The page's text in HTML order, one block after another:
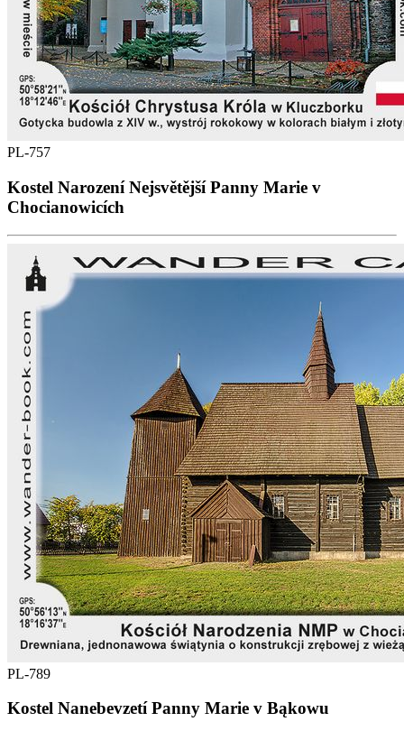
PL-757
Kostel Narození Nejsvětější Panny Marie v
Chocianowicích
PL-789
Kostel Nanebevzetí Panny Marie v Bąkowu